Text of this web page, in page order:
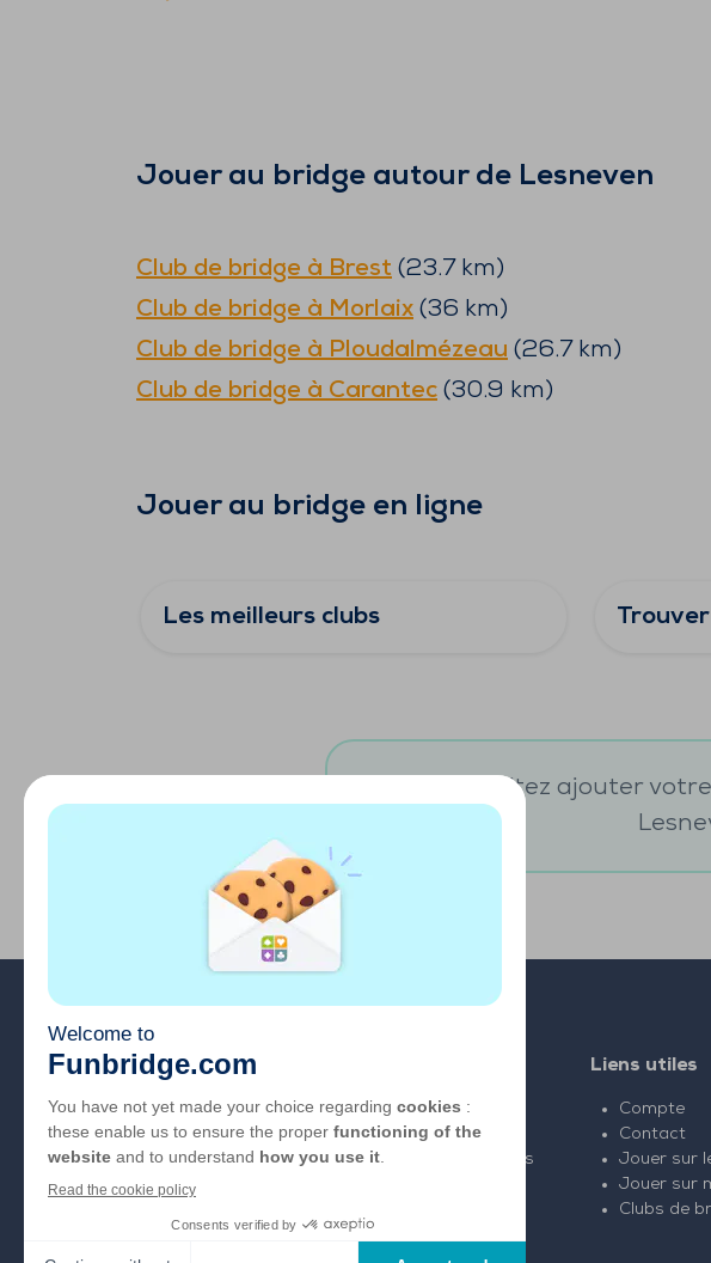
Jouer au bridge autour de Lesneven
Club de bridge à Brest (23.7 km)
Club de bridge à Morlaix (36 km)
Club de bridge à Ploudalmézeau (26.7 km)
Club de bridge à Carantec (30.9 km)
Jouer au bridge en ligne
Les meilleurs clubs
Vous souhaitez ajouter
FAQ
Emploi
Liens partenaires
Liens utiles
Compte
Contact
Jouer sur
Jouer sur
Clubs de